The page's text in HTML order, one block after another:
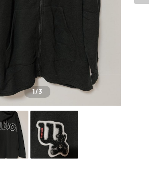
1/3